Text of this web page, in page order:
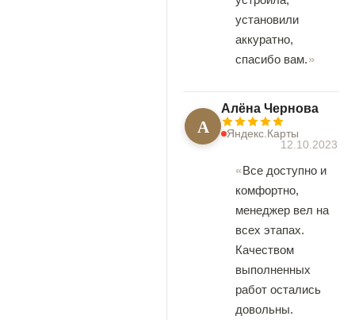
установили
аккуратно,
спасибо вам.
А
Алёна Чернова
Яндекс.Карты
12.10.2023
Все доступно и
комфортно,
менеджер вел на
всех этапах.
Качеством
выполненных
работ остались
довольны.